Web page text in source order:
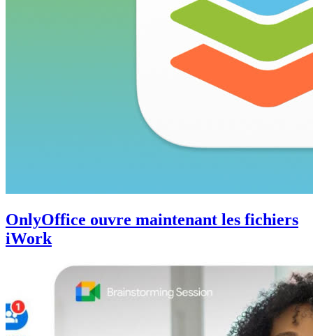
OnlyOffice ouvre maintenant les fichiers
iWork